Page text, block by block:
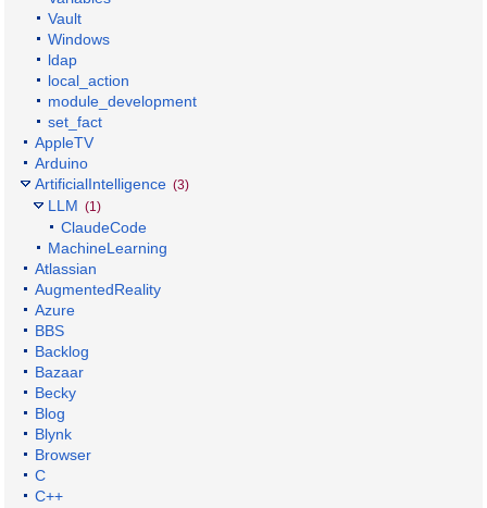
Vault
Windows
ldap
local_action
module_development
set_fact
AppleTV
Arduino
ArtificialIntelligence (3)
LLM (1)
ClaudeCode
MachineLearning
Atlassian
AugmentedReality
Azure
BBS
Backlog
Bazaar
Becky
Blog
Blynk
Browser
C
C++